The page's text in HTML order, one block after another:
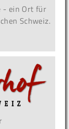
- ein Ort für
Schweiz.